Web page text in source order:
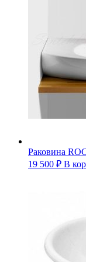
Раковина
19 500 ₽ В